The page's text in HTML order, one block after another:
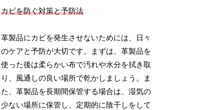
カビを防ぐ対策と予防法
革製品にカビを発生させないためには、日々
のケアと予防が大切です。まずは、革製品を
使った後は柔らかい布で汚れや水分を拭き取
り、風通しの良い場所で乾かしましょう。ま
た、革製品を長期間保管する場合は、湿気の
少ない場所に保管し、定期的に陰干しをして